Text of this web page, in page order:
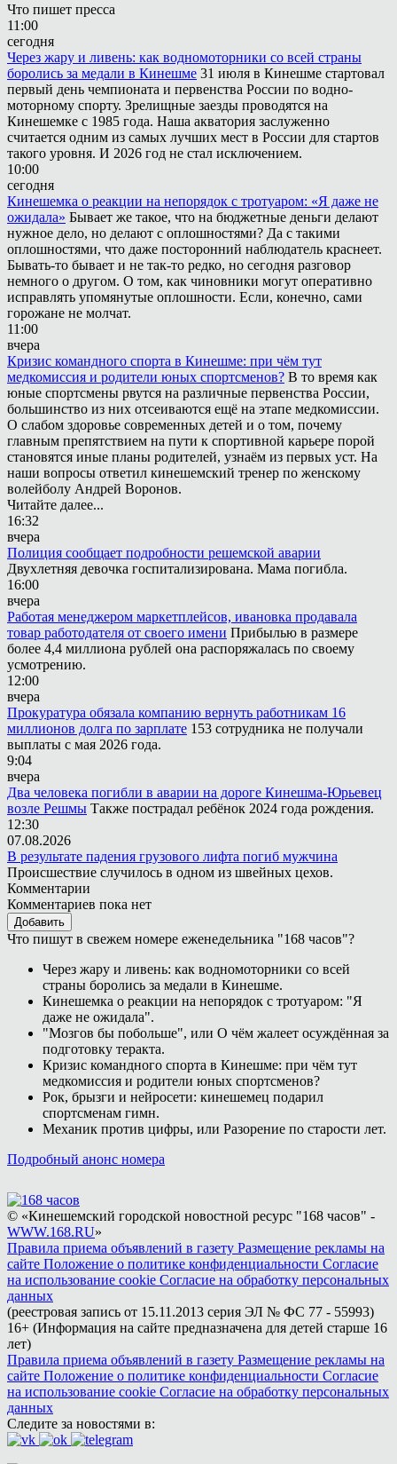
Что пишет пресса
11:00
сегодня
Через жару и ливень: как водномоторники со всей страны
боролись за медали в Кинешме 31 июля в Кинешме стартовал
первый день чемпионата и первенства России по водно-
моторному спорту. Зрелищные заезды проводятся на
Кинешемке с 1985 года. Наша акватория заслуженно
считается одним из самых лучших мест в России для стартов
такого уровня. И 2026 год не стал исключением.
10:00
сегодня
Кинешемка о реакции на непорядок с тротуаром: «Я даже не
ожидала» Бывает же такое, что на бюджетные деньги делают
нужное дело, но делают с оплошностями? Да с такими
оплошностями, что даже посторонний наблюдатель краснеет.
Бывать-то бывает и не так-то редко, но сегодня разговор
немного о другом. О том, как чиновники могут оперативно
исправлять упомянутые оплошности. Если, конечно, сами
горожане не молчат.
11:00
вчера
Кризис командного спорта в Кинешме: при чём тут
медкомиссия и родители юных спортсменов? В то время как
юные спортсмены рвутся на различные первенства России,
большинство из них отсеиваются ещё на этапе медкомиссии.
О слабом здоровье современных детей и о том, почему
главным препятствием на пути к спортивной карьере порой
становятся иные планы родителей, узнаём из первых уст. На
наши вопросы ответил кинешемский тренер по женскому
волейболу Андрей Воронов.
Читайте далее...
16:32
вчера
Полиция сообщает подробности решемской аварии
Двухлетняя девочка госпитализирована. Мама погибла.
16:00
вчера
Работая менеджером маркетплейсов, ивановка продавала
товар работодателя от своего имени Прибылью в размере
более 4,4 миллиона рублей она распоряжалась по своему
усмотрению.
12:00
вчера
Прокуратура обязала компанию вернуть работникам 16
миллионов долга по зарплате 153 сотрудника не получали
выплаты с мая 2026 года.
9:04
вчера
Два человека погибли в аварии на дороге Кинешма-Юрьевец
возле Решмы Также пострадал ребёнок 2024 года рождения.
12:30
07.08.2026
В результате падения грузового лифта погиб мужчина
Происшествие случилось в одном из швейных цехов.
Комментарии
Комментариев пока нет
Добавить
Что пишут в свежем номере еженедельника "168 часов"?
Через жару и ливень: как водномоторники со всей
страны боролись за медали в Кинешме.
Кинешемка о реакции на непорядок с тротуаром: "Я
даже не ожидала".
"Мозгов бы побольше", или О чём жалеет осуждённая за
подготовку теракта.
Кризис командного спорта в Кинешме: при чём тут
медкомиссия и родители юных спортсменов?
Рок, брызги и нейросети: кинешемец подарил
спортсменам гимн.
Механик против цифры, или Разорение по старости лет.
Подробный анонс номера
© «Кинешемский городской новостной ресурс "168 часов" -
WWW.168.RU»
Правила приема объявлений в газету Размещение рекламы на
сайте Положение о политике конфиденциальности Согласие
на использование cookie Согласие на обработку персональных
данных
(реестровая запись от 15.11.2013 серия ЭЛ № ФС 77 - 55993)
16+ (Информация на сайте предназначена для детей старше 16
лет)
Правила приема объявлений в газету Размещение рекламы на
сайте Положение о политике конфиденциальности Согласие
на использование cookie Согласие на обработку персональных
данных
Следите за новостями в: